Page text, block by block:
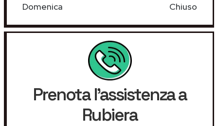
Domenica
Chiuso
Prenota l'assistenza a
Rubiera